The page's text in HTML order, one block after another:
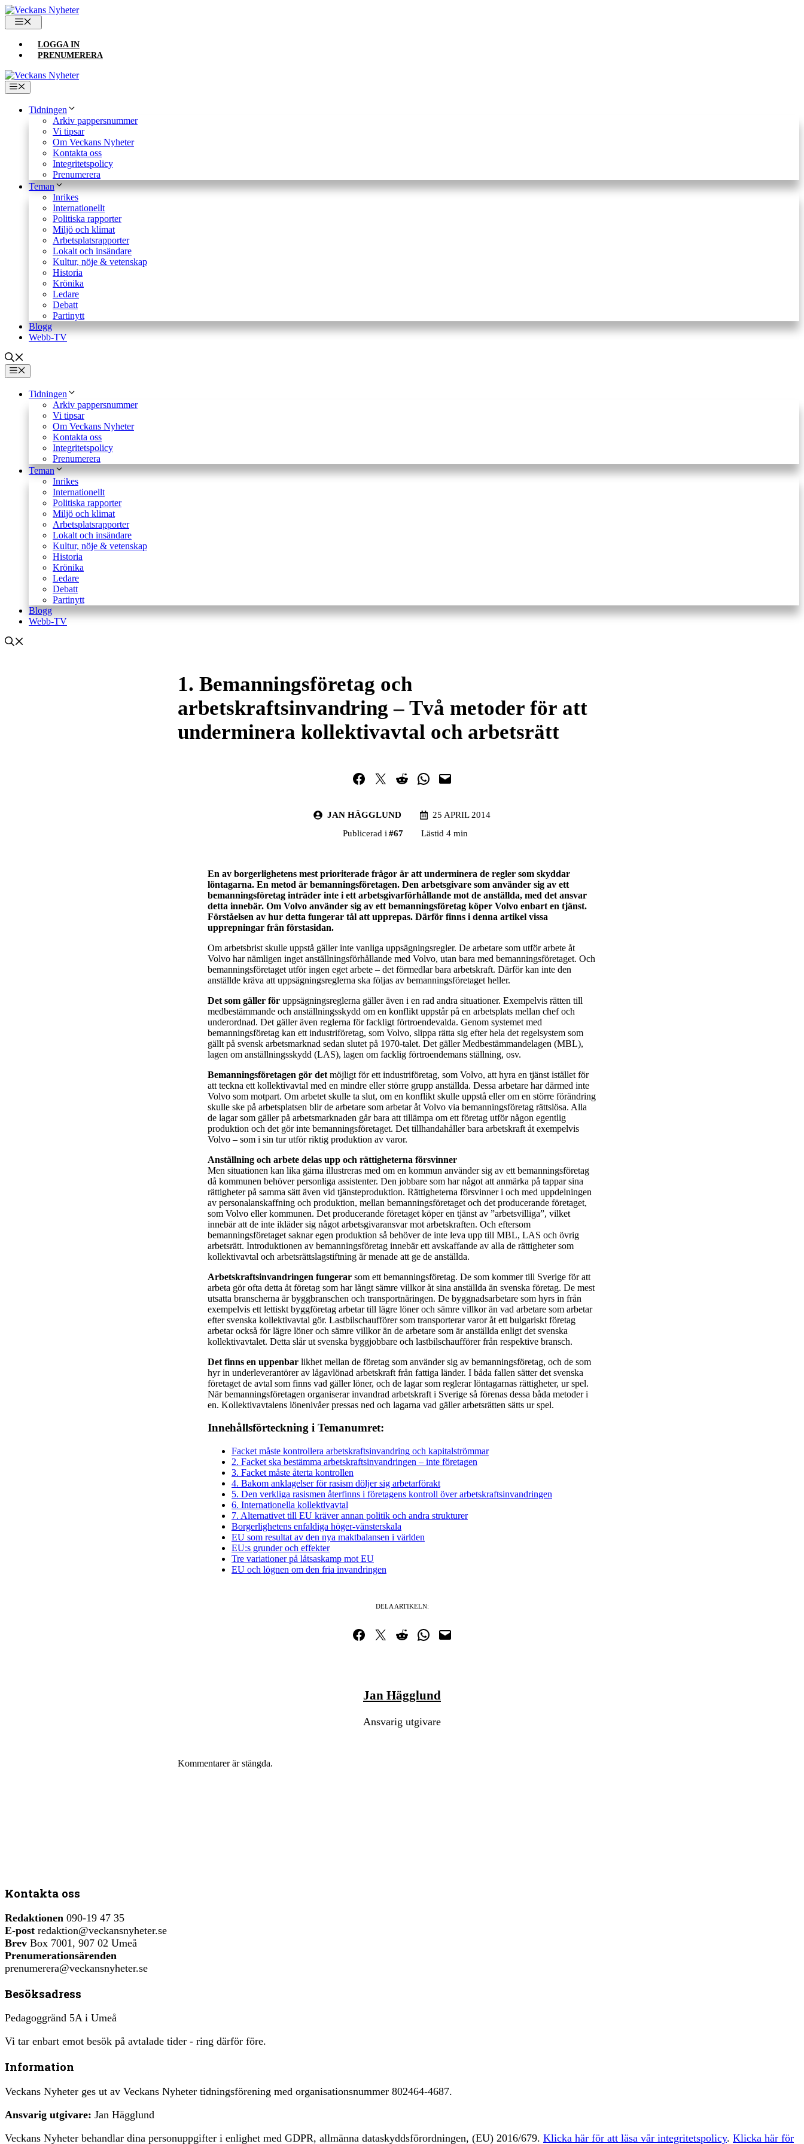
Hoppa
till
innehåll
LOGGA IN
PRENUMERERA
Meny
Tidningen
Arkiv pappersnummer
Vi tipsar
Om Veckans Nyheter
Kontakta oss
Integritetspolicy
Prenumerera
Teman
Inrikes
Internationellt
Politiska rapporter
Miljö och klimat
Arbetsplatsrapporter
Lokalt och insändare
Kultur, nöje & vetenskap
Historia
Krönika
Ledare
Debatt
Partinytt
Blogg
Webb-TV
Meny
Tidningen
Arkiv pappersnummer
Vi tipsar
Om Veckans Nyheter
Kontakta oss
Integritetspolicy
Prenumerera
Teman
Inrikes
Internationellt
Politiska rapporter
Miljö och klimat
Arbetsplatsrapporter
Lokalt och insändare
Kultur, nöje & vetenskap
Historia
Krönika
Ledare
Debatt
Partinytt
Blogg
Webb-TV
1. Bemanningsföretag och
arbetskraftsinvandring – Två metoder för att
underminera kollektivavtal och arbetsrätt
Dela på Facebook
Dela på TwitterDela på RedditDela i WhatsApp
Maila en länk
JAN HÄGGLUND
25 APRIL 2014
Publicerad i #67 Lästid 4 min
En av borgerlighetens mest prioriterade frågor är att underminera de regler som skyddar
löntagarna. En metod är bemanningsföretagen. Den arbetsgivare som använder sig av ett
bemanningsföretag inträder inte i ett arbetsgivarförhållande mot de anställda, med det ansvar
detta innebär. Om Volvo använder sig av ett bemanningsföretag köper Volvo enbart en tjänst.
Förståelsen av hur detta fungerar tål att upprepas. Därför finns i denna artikel vissa
upprepningar från förstasidan.
Om arbetsbrist skulle uppstå gäller inte vanliga uppsägningsregler. De arbetare som utför arbete åt
Volvo har nämligen inget anställningsförhållande med Volvo, utan bara med bemanningsföretaget. Och
bemanningsföretaget utför ingen eget arbete – det förmedlar bara arbetskraft. Därför kan inte den
anställde kräva att uppsägningsreglerna ska följas av bemanningsföretaget heller.
Det som gäller för uppsägningsreglerna gäller även i en rad andra situationer. Exempelvis rätten till
medbestämmande och anställningsskydd om en konflikt uppstår på en arbetsplats mellan chef och
underordnad. Det gäller även reglerna för fackligt förtroendevalda. Genom systemet med
bemanningsföretag kan ett industriföretag, som Volvo, slippa rätta sig efter hela det regelsystem som
gällt på svensk arbetsmarknad sedan slutet på 1970-talet. Det gäller Medbestämmandelagen (MBL),
lagen om anställningsskydd (LAS), lagen om facklig förtroendemans ställning, osv.
Bemanningsföretagen gör det möjligt för ett industriföretag, som Volvo, att hyra en tjänst istället för
att teckna ett kollektivavtal med en mindre eller större grupp anställda. Dessa arbetare har därmed inte
Volvo som motpart. Om arbetet skulle ta slut, om en konflikt skulle uppstå eller om en större förändring
skulle ske på arbetsplatsen blir de arbetare som arbetar åt Volvo via bemanningsföretag rättslösa. Alla
de lagar som gäller på arbetsmarknaden går bara att tillämpa om ett företag utför någon egentlig
produktion och det gör inte bemanningsföretaget. Det tillhandahåller bara arbetskraft åt exempelvis
Volvo – som i sin tur utför riktig produktion av varor.
Anställning och arbete delas upp och rättigheterna försvinner
Men situationen kan lika gärna illustreras med om en kommun använder sig av ett bemanningsföretag
då kommunen behöver personliga assistenter. Den jobbare som har något att anmärka på tappar sina
rättigheter på samma sätt även vid tjänsteproduktion. Rättigheterna försvinner i och med uppdelningen
av personalanskaffning och produktion, mellan bemanningsföretaget och det producerande företaget,
som Volvo eller kommunen. Det producerande företaget köper en tjänst av ”arbetsvilliga”, vilket
innebär att de inte ikläder sig något arbetsgivaransvar mot arbetskraften. Och eftersom
bemanningsföretaget saknar egen produktion så behöver de inte leva upp till MBL, LAS och övrig
arbetsrätt. Introduktionen av bemanningsföretag innebär ett avskaffande av alla de rättigheter som
kollektivavtal och arbetsrättslagstiftning är menade att ge de anställda.
Arbetskraftsinvandringen fungerar som ett bemanningsföretag. De som kommer till Sverige för att
arbeta gör ofta detta åt företag som har långt sämre villkor åt sina anställda än svenska företag. De mest
utsatta branscherna är byggbranschen och transportnäringen. De byggnadsarbetare som hyrs in från
exempelvis ett lettiskt byggföretag arbetar till lägre löner och sämre villkor än vad arbetare som arbetar
efter svenska kollektivavtal gör. Lastbilschaufförer som transporterar varor åt ett bulgariskt företag
arbetar också för lägre löner och sämre villkor än de arbetare som är anställda enligt det svenska
kollektivavtalet. Detta slår ut svenska byggjobbare och lastbilschaufförer från respektive bransch.
Det finns en uppenbar likhet mellan de företag som använder sig av bemanningsföretag, och de som
hyr in underleverantörer av lågavlönad arbetskraft från fattiga länder. I båda fallen sätter det svenska
företaget de avtal som finns vad gäller löner, och de lagar som reglerar löntagarnas rättigheter, ur spel.
När bemanningsföretagen organiserar invandrad arbetskraft i Sverige så förenas dessa båda metoder i
en. Kollektivavtalens lönenivåer pressas ned och lagarna vad gäller arbetsrätten sätts ur spel.
Innehållsförteckning i Temanumret:
Facket måste kontrollera arbetskraftsinvandring och kapitalströmmar
2. Facket ska bestämma arbetskraftsinvandringen – inte företagen
3. Facket måste återta kontrollen
4. Bakom anklagelser för rasism döljer sig arbetarförakt
5. Den verkliga rasismen återfinns i företagens kontroll över arbetskraftsinvandringen
6. Internationella kollektivavtal
7. Alternativet till EU kräver annan politik och andra strukturer
Borgerlighetens enfaldiga höger-vänsterskala
EU som resultat av den nya maktbalansen i världen
EU:s grunder och effekter
Tre variationer på låtsaskamp mot EU
EU och lögnen om den fria invandringen
DELA ARTIKELN:
Dela på Facebook
Dela på TwitterDela på RedditDela i WhatsApp
Maila en länk
Jan Hägglund
Ansvarig utgivare
Kommentarer är stängda.
Kontakta oss
Redaktionen 090-19 47 35
E-post redaktion@veckansnyheter.se
Brev Box 7001, 907 02 Umeå
Prenumerationsärenden
prenumerera@veckansnyheter.se
Besöksadress
Pedagoggränd 5A i Umeå
Vi tar enbart emot besök på avtalade tider - ring därför före.
Information
Veckans Nyheter ges ut av Veckans Nyheter tidningsförening med organisationsnummer 802464-4687.
Ansvarig utgivare: Jan Hägglund
Veckans Nyheter behandlar dina personuppgifter i enlighet med GDPR, allmänna dataskyddsförordningen, (EU) 2016/679. Klicka här för att läsa vår integritetspolicy. Klicka här för